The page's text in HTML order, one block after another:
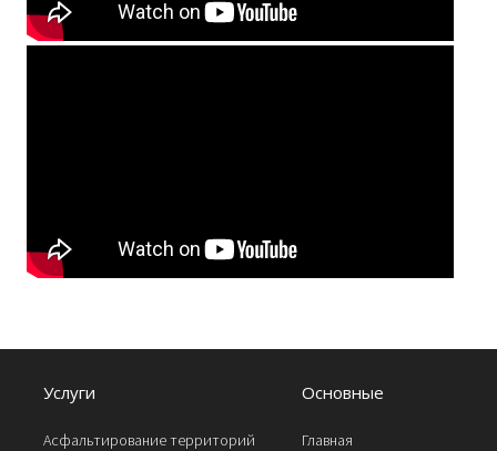
Услуги
Асфальтирование территорий
Основные
Главная